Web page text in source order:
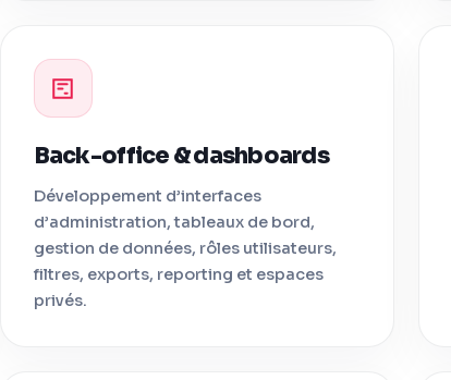
Back-office & dashboards
Développement d’interfaces
d’administration, tableaux de bord,
gestion de données, rôles utilisateurs,
filtres, exports, reporting et espaces
privés.